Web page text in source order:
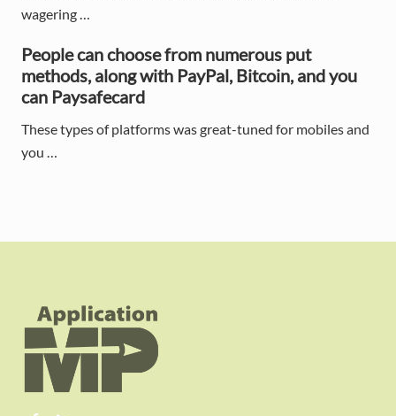
wagering …
People can choose from numerous put
methods, along with PayPal, Bitcoin, and you
can Paysafecard
These types of platforms was great-tuned for mobiles and
you …